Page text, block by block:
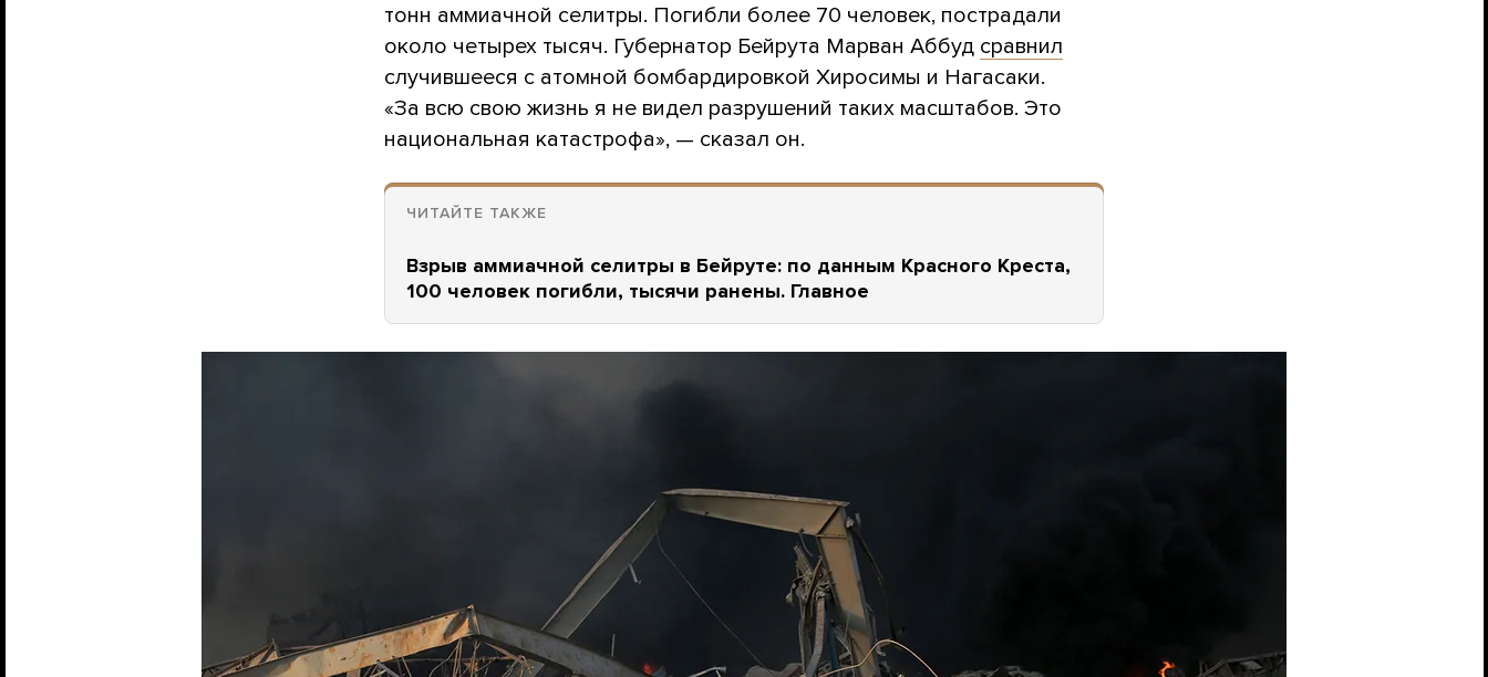
тонн аммиачной селитры. Погибли более 70 человек, пострадали
около четырех тысяч. Губернатор Бейрута Марван Аббуд сравнил
случившееся с атомной бомбардировкой Хиросимы и Нагасаки.
«За всю свою жизнь я не видел разрушений таких масштабов. Это
национальная катастрофа», — сказал он.
ЧИТАЙТЕ ТАКЖЕ
Взрыв аммиачной селитры в Бейруте: по данным Красного Креста,
100 человек погибли, тысячи ранены. Главное